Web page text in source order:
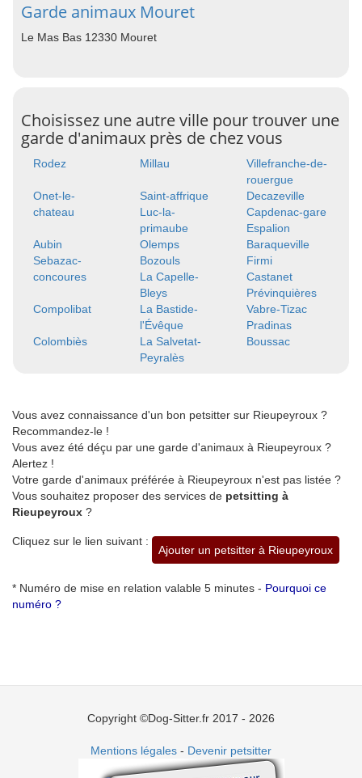
Garde animaux Mouret
Le Mas Bas 12330 Mouret
Choisissez une autre ville pour trouver une
garde d'animaux près de chez vous
Rodez Millau
Villefranche-de-
rouergue
Onet-le-
chateau
Saint-affrique
Decazeville
Luc-la-
primaube
Capdenac-gare
Espalion
Aubin
Olemps
Baraqueville
Sebazac-
concoures
Bozouls
Firmi
La Capelle-
Bleys
Castanet
Prévinquières
Compolibat
La Bastide-
l'Évêque
Vabre-Tizac
Pradinas
Colombiès
La Salvetat-
Peyralès
Boussac
Vous avez connaissance d'un bon petsitter sur Rieupeyroux ?
Recommandez-le !
Vous avez été déçu par une garde d'animaux à Rieupeyroux ?
Alertez !
Votre garde d'animaux préférée à Rieupeyroux n'est pas listée ?
Vous souhaitez proposer des services de petsitting à
Rieupeyroux ?
Cliquez sur le lien suivant :
Ajouter un petsitter à Rieupeyroux
* Numéro de mise en relation valable 5 minutes - Pourquoi ce
numéro ?
Copyright ©Dog-Sitter.fr 2017 - 2026
Mentions légales - Devenir petsitter